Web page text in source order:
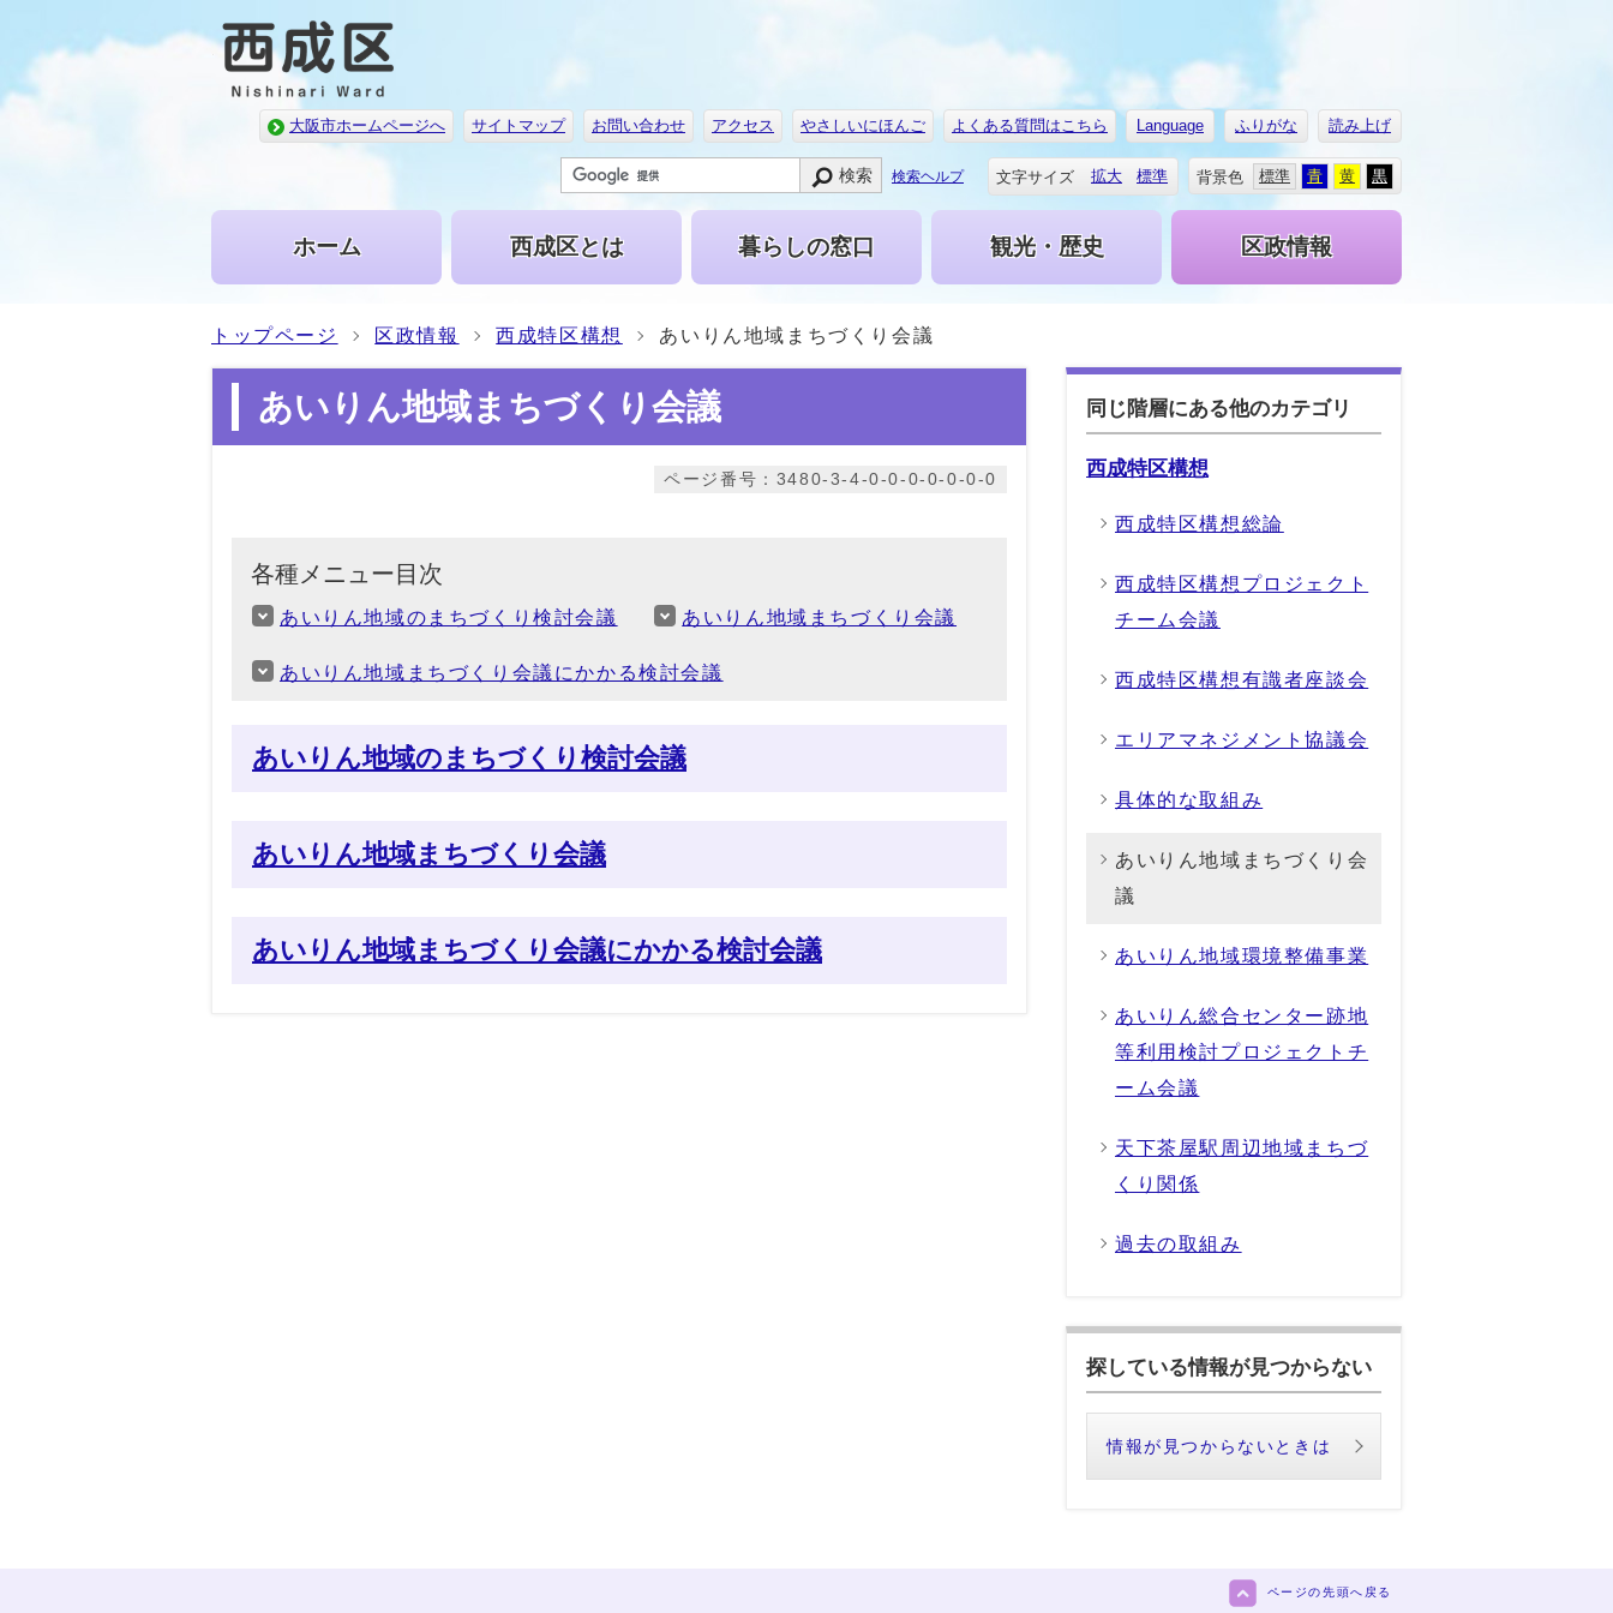
大阪市ホームページへ サイトマップ お問い合わせ アクセス やさしいにほんご よくある質問はこちら Language ふりがな 読み上げ
文字サイズ 拡大 標準 背景色 標準 青 黄 黒
検索 検索ヘルプ
ホーム 西成区とは 暮らしの窓口 観光・歴史 区政情報
トップページ 区政情報 西成特区構想 あいりん地域まちづくり会議
あいりん地域まちづくり会議
ページ番号：3480-3-4-0-0-0-0-0-0-0
各種メニュー目次
あいりん地域のまちづくり検討会議 あいりん地域まちづくり会議
あいりん地域まちづくり会議にかかる検討会議
あいりん地域のまちづくり検討会議
あいりん地域まちづくり会議
あいりん地域まちづくり会議にかかる検討会議
同じ階層にある他のカテゴリ
西成特区構想
西成特区構想総論
西成特区構想プロジェクト
チーム会議
西成特区構想有識者座談会
エリアマネジメント協議会
具体的な取組み
あいりん地域まちづくり会
議
あいりん地域環境整備事業
あいりん総合センター跡地
等利用検討プロジェクトチ
ーム会議
天下茶屋駅周辺地域まちづ
くり関係
過去の取組み
探している情報が見つからない
情報が見つからないときは
ページの先頭へ戻る